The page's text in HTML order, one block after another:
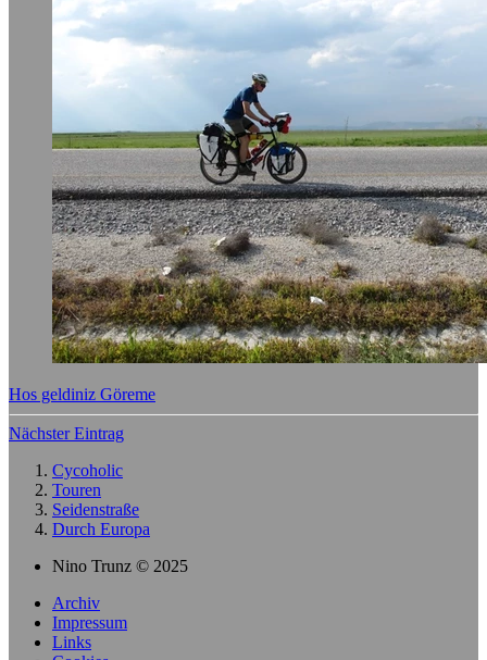
Hos geldiniz Göreme
Nächster Eintrag
Cycoholic
Touren
Seidenstraße
Durch Europa
Nino Trunz © 2025
Archiv
Impressum
Links